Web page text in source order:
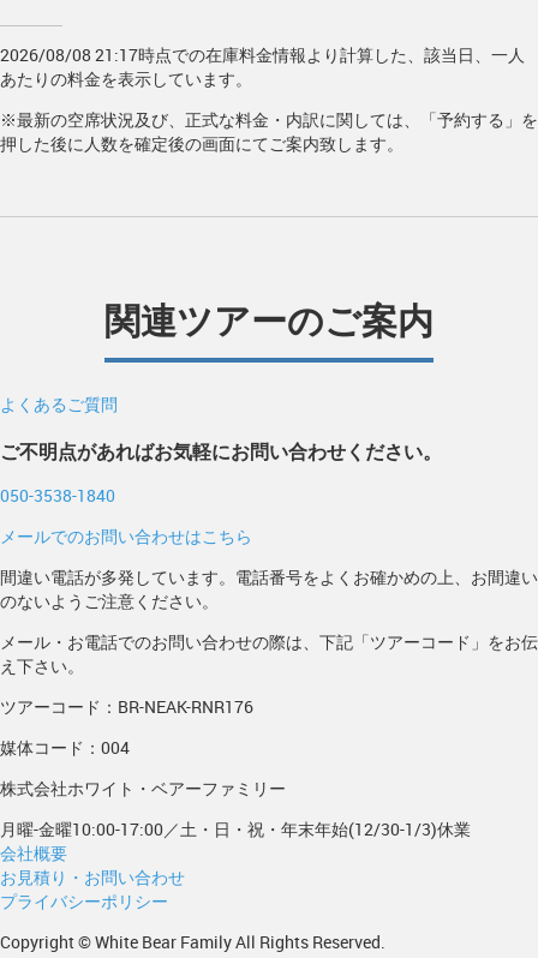
2026/08/08 21:17時点での在庫料金情報より計算した、該当日、一人
あたりの料金を表示しています。
※最新の空席状況及び、正式な料金・内訳に関しては、「予約する」を
押した後に人数を確定後の画面にてご案内致します。
関連ツアーのご案内
よくあるご質問
ご不明点があればお気軽にお問い合わせください。
050-3538-1840
メールでのお問い合わせはこちら
間違い電話が多発しています。電話番号をよくお確かめの上、お間違い
のないようご注意ください。
メール・お電話でのお問い合わせの際は、下記「ツアーコード」をお伝
え下さい。
ツアーコード：BR-NEAK-RNR176
媒体コード：004
株式会社ホワイト・ベアーファミリー
月曜-金曜10:00-17:00／土・日・祝・年末年始(12/30-1/3)休業
会社概要
お見積り・お問い合わせ
プライバシーポリシー
Copyright © White Bear Family All Rights Reserved.